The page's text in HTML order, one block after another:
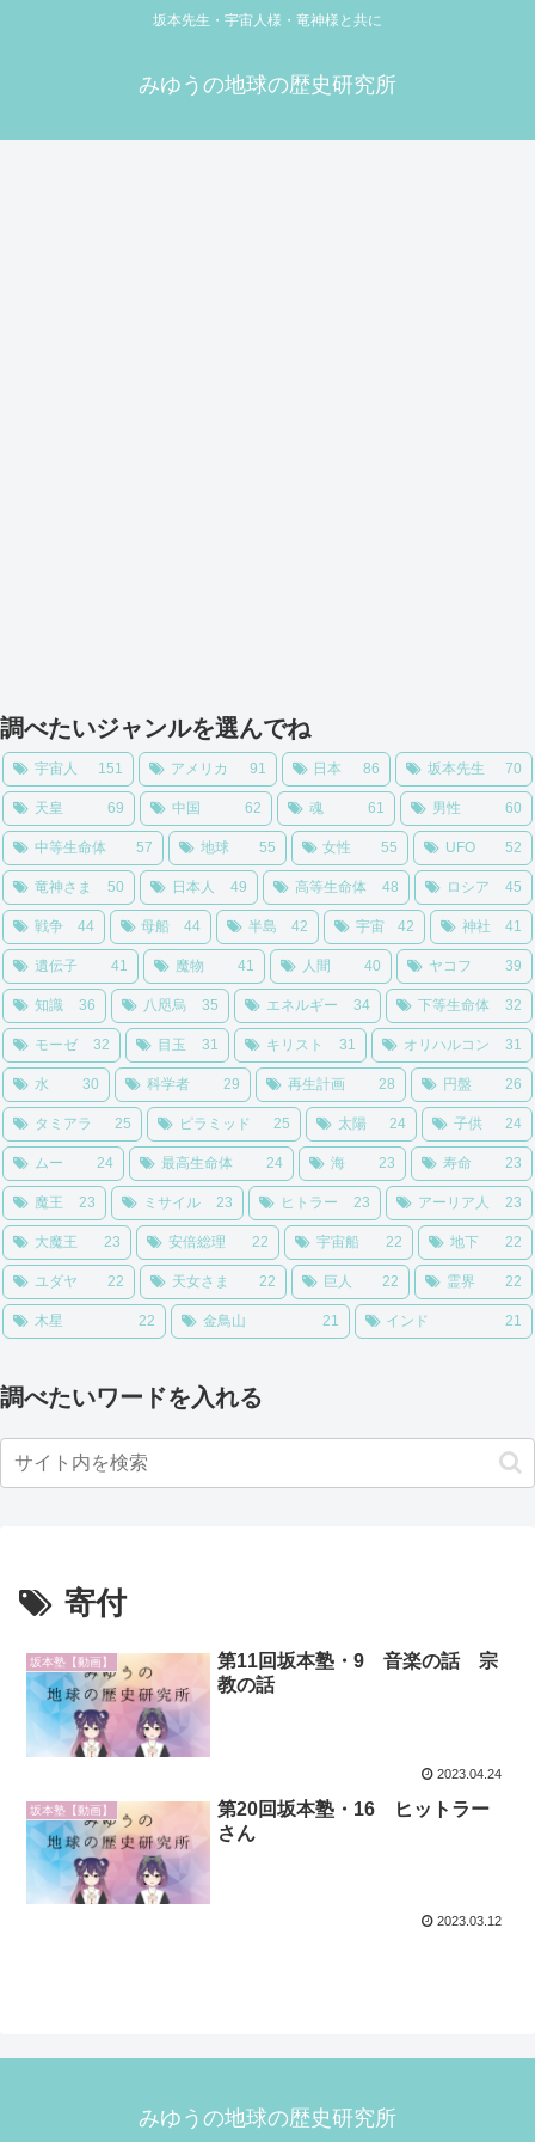
坂本先生・宇宙人様・竜神様と共に
みゆうの地球の歴史研究所
調べたいジャンルを選んでね
宇宙人 151 アメリカ 91 日本 86 坂本先生 70
天皇 69 中国 62 魂 61 男性 60
中等生命体 57 地球 55 女性 55 UFO 52
竜神さま 50 日本人 49 高等生命体 48 ロシア 45
戦争 44 母船 44 半島 42 宇宙 42 神社 41
遺伝子 41 魔物 41 人間 40 ヤコフ 39
知識 36 八咫烏 35 エネルギー 34 下等生命体 32
モーゼ 32 目玉 31 キリスト 31 オリハルコン 31
水 30 科学者 29 再生計画 28 円盤 26
タミアラ 25 ピラミッド 25 太陽 24 子供 24
ムー 24 最高生命体 24 海 23 寿命 23
魔王 23 ミサイル 23 ヒトラー 23 アーリア人 23
大魔王 23 安倍総理 22 宇宙船 22 地下 22
ユダヤ 22 天女さま 22 巨人 22 霊界 22
木星 22 金鳥山 21 インド 21
調べたいワードを入れる
寄付
坂本塾【動画】
第11回坂本塾・9 音楽の話 宗
教の話
2023.04.24
坂本塾【動画】
第20回坂本塾・16 ヒットラー
さん
2023.03.12
みゆうの地球の歴史研究所